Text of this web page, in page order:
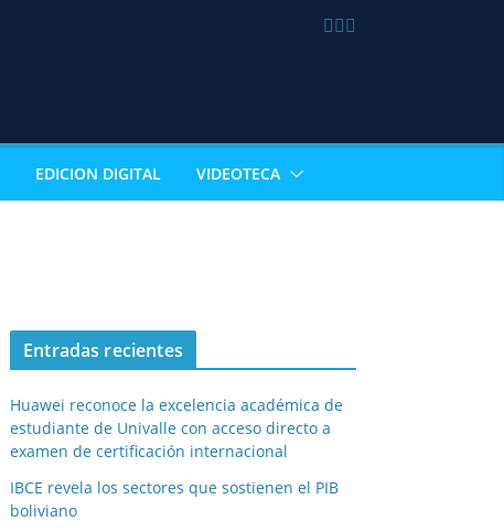
EDICION DIGITAL VIDEOTECA
Entradas recientes
Huawei reconoce la excelencia académica de
estudiante de Univalle con acceso directo a
examen de certificación internacional
IBCE revela los sectores que sostienen el PIB
boliviano